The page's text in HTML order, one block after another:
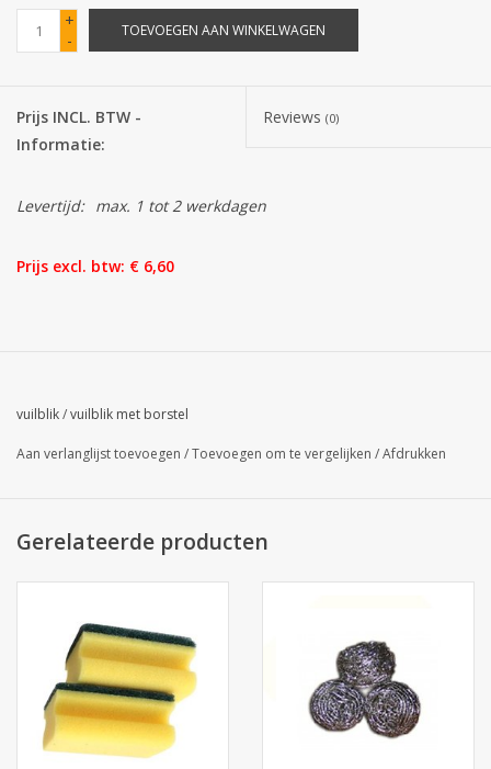
Sinterklaassnoep
Carnavalssnoep
+
-
TOEVOEGEN AAN WINKELWAGEN
Prijs INCL. BTW -
Informatie:
Reviews (0)
Levertijd: max. 1 tot 2 werkdagen
Prijs excl. btw: € 6,60
vuilblik/vuilblik met borstel
Aan verlanglijst toevoegen /Toevoegen om te vergelijken /Afdrukken
Gerelateerde producten